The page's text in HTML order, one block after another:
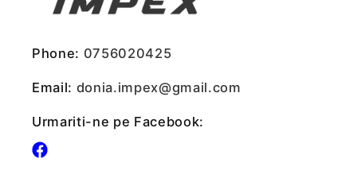
Phone: 0756020425
Email: donia.impex@gmail.com
Urmariti-ne pe Facebook:
Facebook